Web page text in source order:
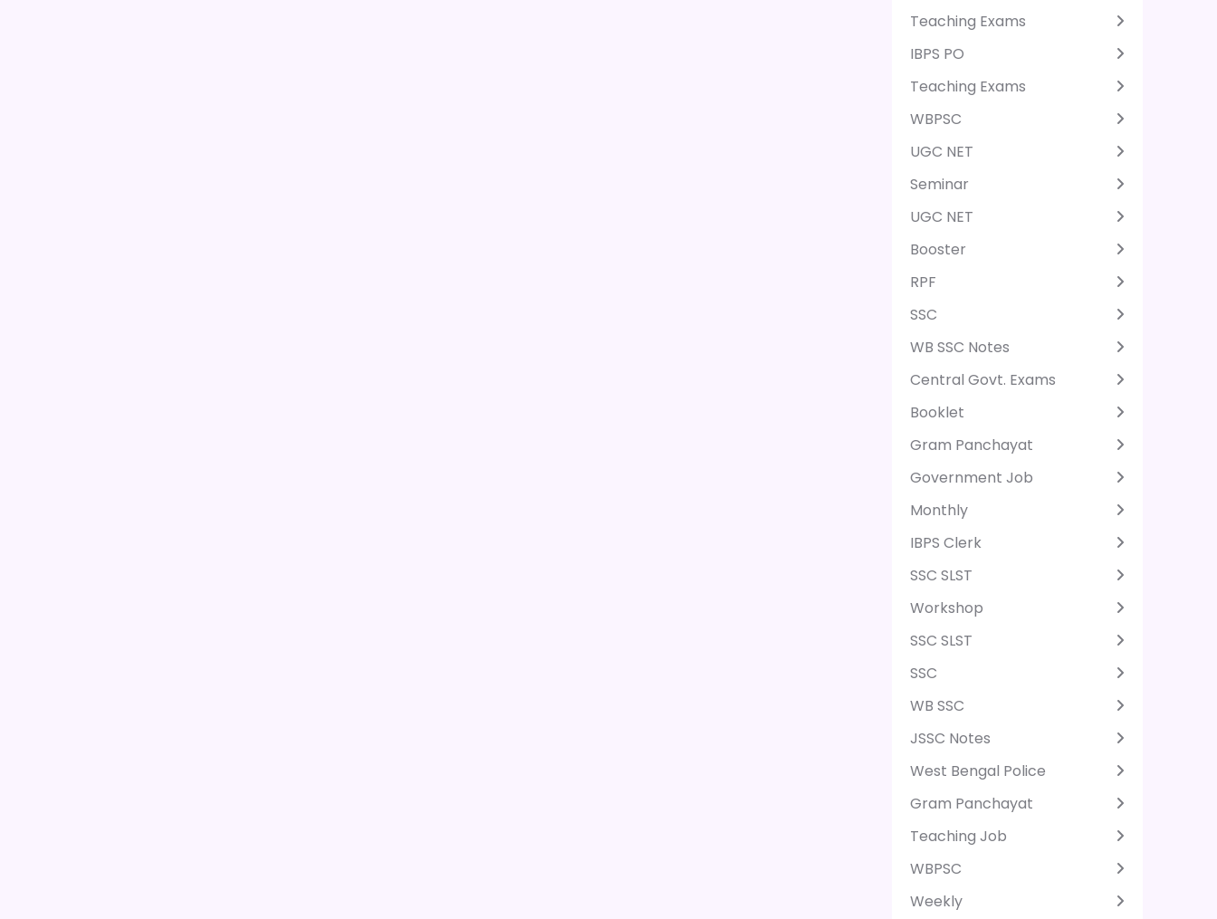
Teaching Exams
IBPS PO
Teaching Exams
WBPSC
UGC NET
Seminar
UGC NET
Booster
RPF
SSC
WB SSC Notes
Central Govt. Exams
Booklet
Gram Panchayat
Government Job
Monthly
IBPS Clerk
SSC SLST
Workshop
SSC SLST
SSC
WB SSC
JSSC Notes
West Bengal Police
Gram Panchayat
Teaching Job
WBPSC
Weekly